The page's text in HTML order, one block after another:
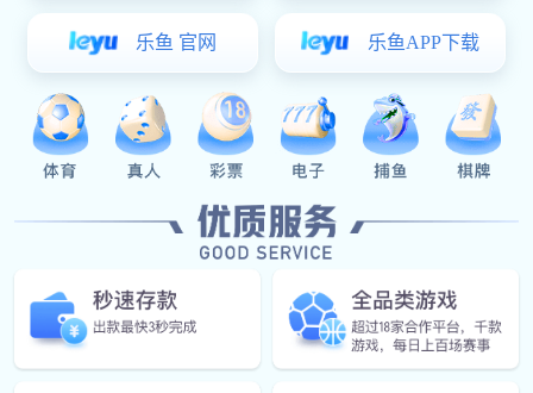
物料概述：
碳化硅（SiC）是用石英砂、石油焦（或煤焦）、木屑（生产绿色碳化
硅时需要加食盐）等原料通过电阻炉高温冶炼而成。碳化硅在大自然
也存在罕见的矿物，莫桑石。 碳化硅又称碳硅石。在当代C、N、B等
称为金钢砂或耐火砂。 目前中国工业生产的碳化硅分为黑色碳化硅和
～3320kg/mm2。
概述：